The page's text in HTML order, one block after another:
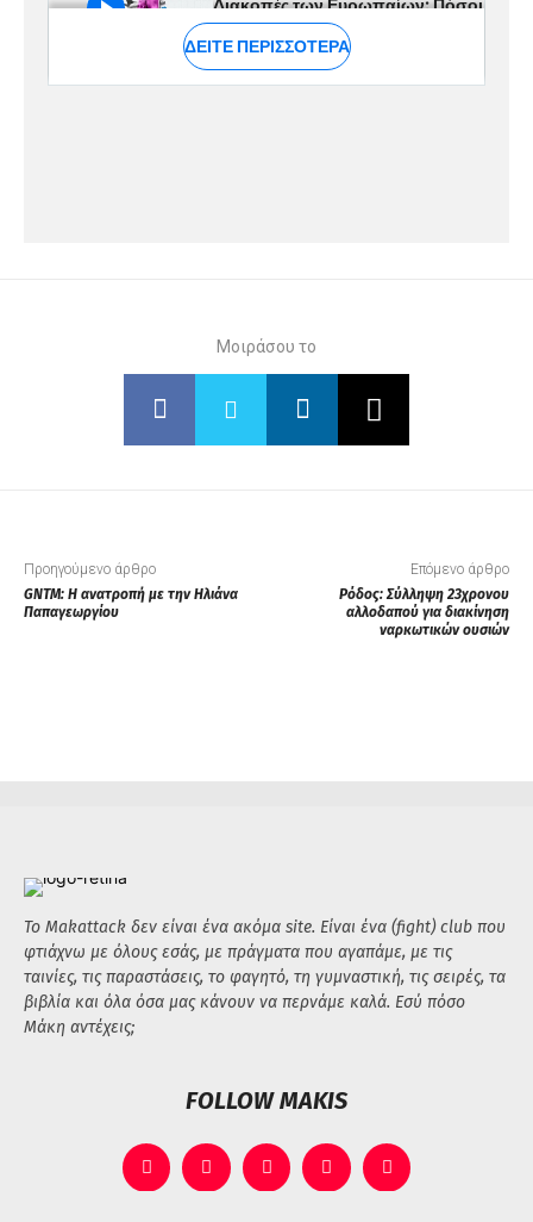
Μοιράσου το
Προηγούμενο άρθρο
GNTM: Η ανατροπή με την Ηλιάνα
Παπαγεωργίου
Επόμενο άρθρο
Ρόδος: Σύλληψη 23χρονου
αλλοδαπού για διακίνηση
ναρκωτικών ουσιών
Το Makattack δεν είναι ένα ακόμα site. Είναι ένα (fight) club που
φτιάχνω με όλους εσάς, με πράγματα που αγαπάμε, με τις
ταινίες, τις παραστάσεις, το φαγητό, τη γυμναστική, τις σειρές, τα
βιβλία και όλα όσα μας κάνουν να περνάμε καλά. Εσύ πόσο
Μάκη αντέχεις;
FOLLOW MAKIS